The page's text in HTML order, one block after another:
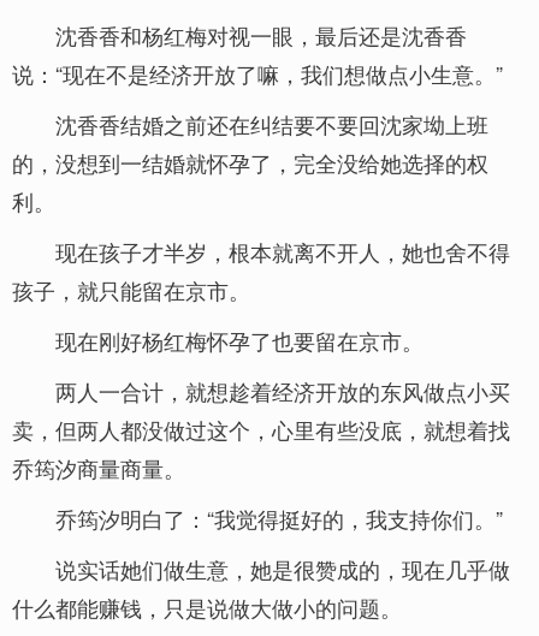
沈香香和杨红梅对视一眼，最后还是沈香香
说：“现在不是经济开放了嘛，我们想做点小生意。”
沈香香结婚之前还在纠结要不要回沈家坳上班
的，没想到一结婚就怀孕了，完全没给她选择的权
利。
现在孩子才半岁，根本就离不开人，她也舍不得
孩子，就只能留在京市。
现在刚好杨红梅怀孕了也要留在京市。
两人一合计，就想趁着经济开放的东风做点小买
卖，但两人都没做过这个，心里有些没底，就想着找
乔筠汐商量商量。
乔筠汐明白了：“我觉得挺好的，我支持你们。”
说实话她们做生意，她是很赞成的，现在几乎做
什么都能赚钱，只是说做大做小的问题。